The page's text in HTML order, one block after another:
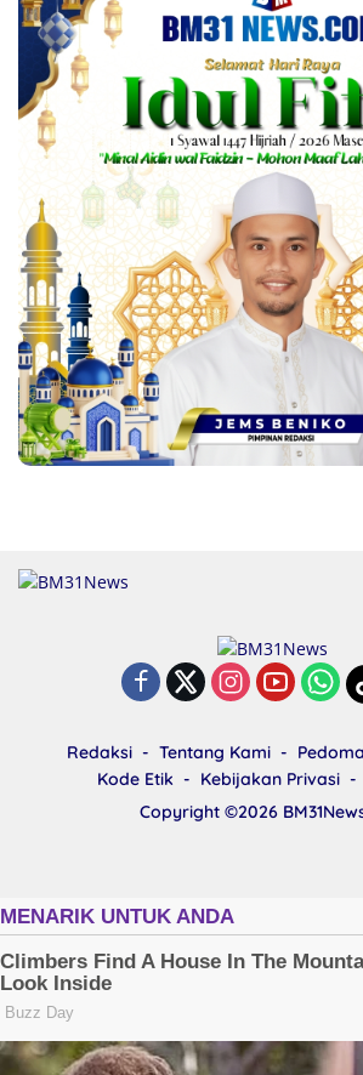
Redaksi Tentang Kami
Kode Etik
Kebijakan Privasi
Copyright ©2026